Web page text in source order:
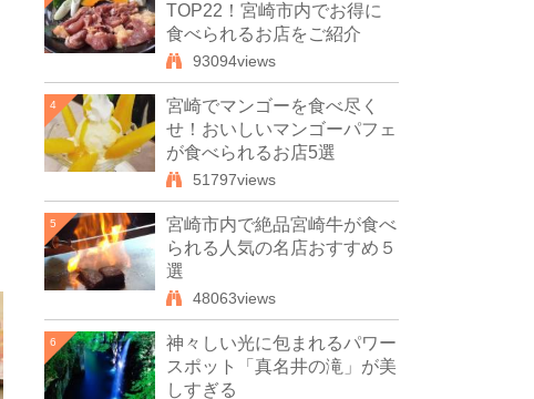
TOP22！宮崎市内でお得に
食べられるお店をご紹介
93094views
4
宮崎でマンゴーを食べ尽く
せ！おいしいマンゴーパフェ
が食べられるお店5選
51797views
5
宮崎市内で絶品宮崎牛が食べ
られる人気の名店おすすめ５
選
48063views
6
神々しい光に包まれるパワー
スポット「真名井の滝」が美
しすぎる